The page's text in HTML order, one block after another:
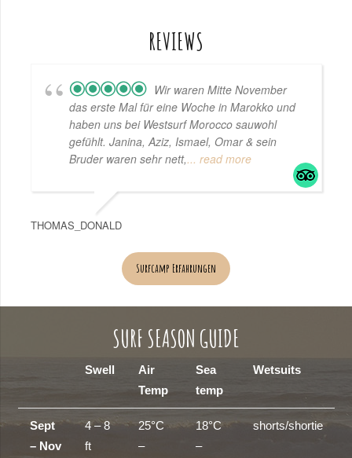
REVIEWS
Wir waren Mitte November
das erste Mal für eine Woche in Marokko und
haben uns bei Westsurf Morocco sauwohl
gefühlt. Janina, Aziz, Ismael, Omar & sein
Bruder waren sehr nett,... read more
THOMAS_DONALD
Surfcamp Erfahrungen
SURF SEASON GUIDE
Swell
Air
Temp
Sea
temp
Wetsuits
Sept
– Nov
4 – 8
ft
25°C
–
18°C
–
shorts/shortie